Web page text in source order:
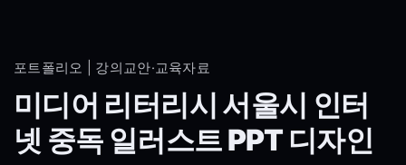
포트폴리오 | 강의교안·교육자료
미디어 리터리시 서울시 인터
넷 중독 일러스트 PPT 디자인